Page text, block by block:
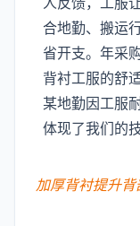
人反馈，工服
合地勤、搬运
省开支。年采
背衬工服的舒
某地勤因工服
体现了我们的
加厚背衬提升